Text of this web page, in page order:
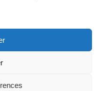
Le Commerce Liégeois